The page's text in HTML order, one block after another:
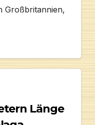
Großbritannien,
Länge